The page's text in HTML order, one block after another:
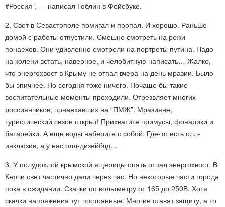
#Россия”, — написал Гоблин в Фейсбуке.
2. Свет в Севастополе помигал и пропал. И хорошо. Раньше
домой с работы отпустили. Смешно смотреть на рожи
понаехов. Они удивленно смотрели на портреты путина. Надо
на колени встать, наверное, и челобитную написать… Жалко,
что энергохвост в Крыму не отпал вчера на день мразии. Было
бы эпичнее. Но сегодня тоже ничего. Почаще бы такие
воспитательные моменты проходили. Отрезвляет многих
россиянчиков, понаехавших на “ПМЖ”. Мразияне,
туристический сезон открыт! Прихватите примусы, фонарики и
батарейки. А еще воды наберите с собой. Где-то есть олл-
инклюзив, а у нас олл-дизейблд…
3. У полудохлой крымской ящерицы опять отпал энергохвост. В
Керчи свет частично дали через час. Но некоторые части города
пока в ожидании. Скачки по вольтметру от 165 до 250В. Хотя
скачки напряжения тут постоянные. Многие ставят защиту, а то